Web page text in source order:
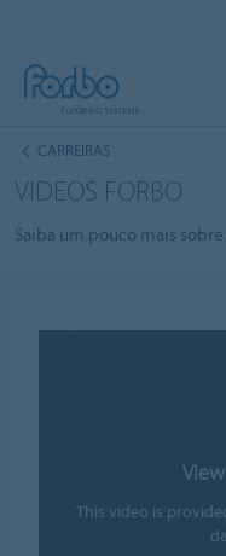
CARREIRAS
VIDEOS FORBO
Saiba um pouco mais
This video is